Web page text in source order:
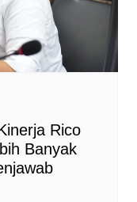
Rico
Banyak